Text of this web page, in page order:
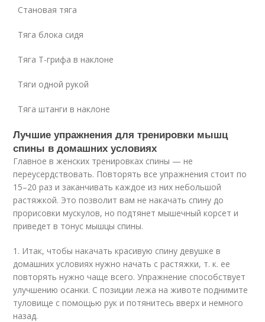
Становая тяга
Тяга блока сидя
Тяга Т-грифа в наклоне
Тяги одной рукой
Тяга штанги в наклоне
Лучшие упражнения для тренировки мышц
спины в домашних условиях
Главное в женских тренировках спины — не
переусердствовать. Повторять все упражнения стоит по
15–20 раз и заканчивать каждое из них небольшой
растяжкой. Это позволит вам не накачать спину до
прорисовки мускулов, но подтянет мышечный корсет и
приведет в тонус мышцы спины.
1. Итак, чтобы накачать красивую спину девушке в
домашних условиях нужно начать с растяжки, т. к. ее
повторять нужно чаще всего. Упражнение способствует
улучшению осанки. С позиции лежа на животе поднимите
туловище с помощью рук и потянитесь вверх и немного
назад.